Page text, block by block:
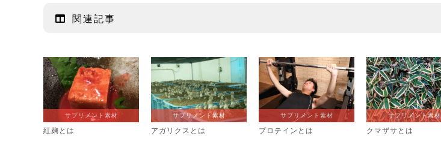
関連記事
サプリメント素材
紅麹とは
サプリメント素材
アガリクスとは
サプリメント素材
プロテインとは
サプリメント素材
クマザサとは